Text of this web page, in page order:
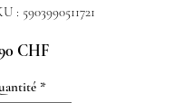
: 5903990511721
CHFPrix
*